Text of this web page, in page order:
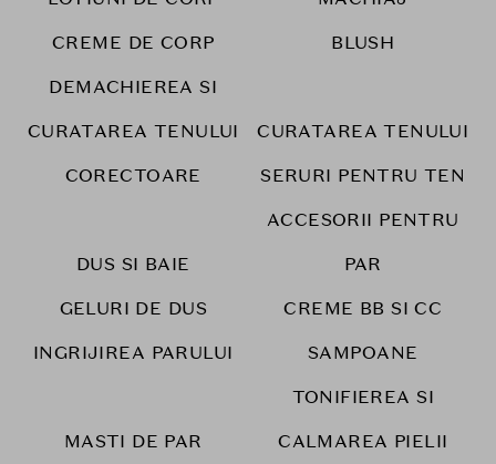
CREME DE CORP
BLUSH
DEMACHIEREA SI
CURATAREA TENULUI
CURATAREA TENULUI
CORECTOARE
SERURI PENTRU TEN
DUS SI BAIE
ACCESORII PENTRU
PAR
GELURI DE DUS
CREME BB SI CC
INGRIJIREA PARULUI
SAMPOANE
MASTI DE PAR
TONIFIEREA SI
CALMAREA PIELII